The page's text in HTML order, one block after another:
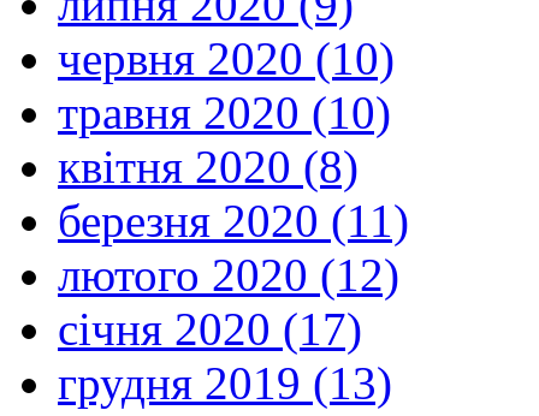
червня 2020 (10)
травня 2020 (10)
квітня 2020 (8)
березня 2020 (11)
лютого 2020 (12)
січня 2020 (17)
грудня 2019 (13)